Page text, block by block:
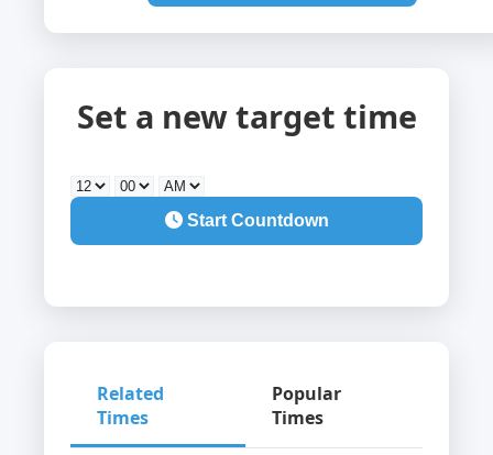
Set a new target time
Start Countdown
Related
Times
Popular
Times